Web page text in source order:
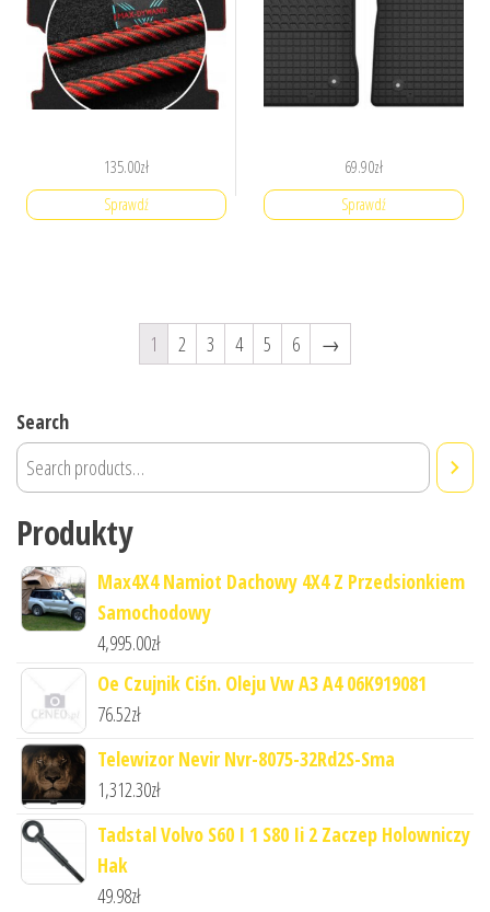
135.00zł
Sprawdź
69.90zł
Sprawdź
1 2 3 4 5 6 →
Search
Produkty
Max4X4 Namiot Dachowy 4X4 Z Przedsionkiem
Samochodowy
4,995.00zł
Oe Czujnik Ciśn. Oleju Vw A3 A4 06K919081
76.52zł
Telewizor Nevir Nvr-8075-32Rd2S-Sma
1,312.30zł
Tadstal Volvo S60 I 1 S80 Ii 2 Zaczep Holowniczy
Hak
49.98zł